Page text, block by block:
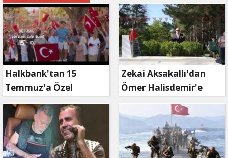
Halkbank'tan 15
Temmuz'a Özel
Reklam Filmi: "İrade
Bizim, Zafer Bizim"
Zekai Aksakallı'dan
Ömer Halisdemir'e
'vefa' ziyareti!